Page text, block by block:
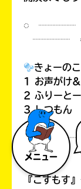
メニュー
◌
┈┈┈┈
きょーの
1 お声がけ
2 ふりーとー
3 しつもん
◌
┈┈┈┈
『こすもす